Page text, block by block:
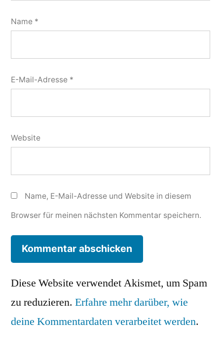
Name *
E-Mail-Adresse *
Website
Name, E-Mail-Adresse und Website in diesem
Browser für meinen nächsten Kommentar speichern.
Diese Website verwendet Akismet, um Spam
zu reduzieren. Erfahre mehr darüber, wie
deine Kommentardaten verarbeitet werden.